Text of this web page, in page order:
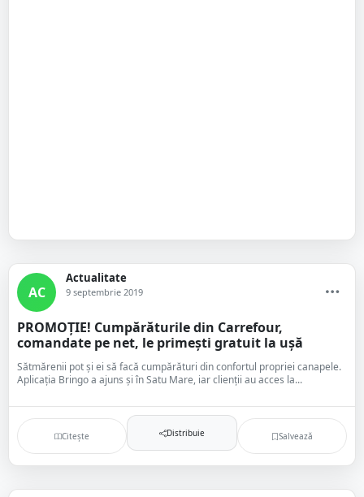
AC
Actualitate
9 septembrie 2019
PROMOȚIE! Cumpărăturile din Carrefour,
comandate pe net, le primești gratuit la ușă
Sătmărenii pot și ei să facă cumpărături din confortul propriei canapele.
Aplicația Bringo a ajuns și în Satu Mare, iar clienții au acces la...
Citește Distribuie Salvează